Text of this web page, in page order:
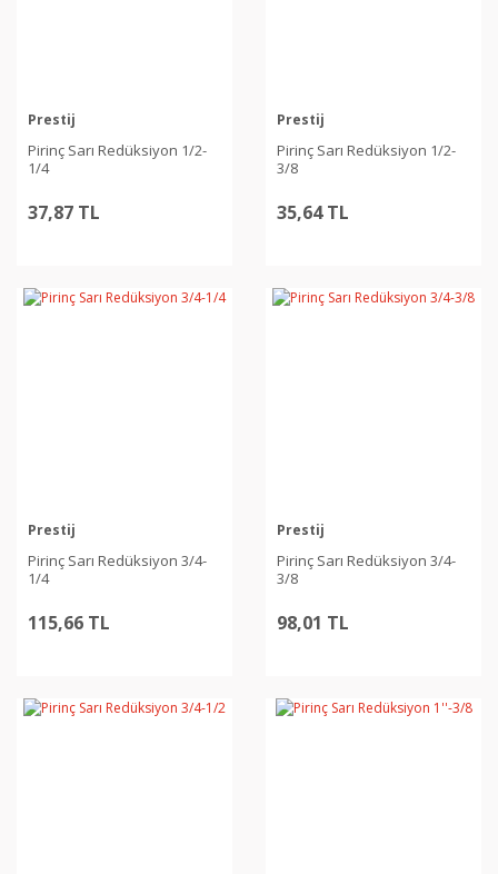
Prestij
Pirinç Sarı Redüksiyon 1/2-
1/4
37,87 TL
Prestij
Pirinç Sarı Redüksiyon 1/2-
3/8
35,64 TL
Prestij
Pirinç Sarı Redüksiyon 3/4-
1/4
115,66 TL
Prestij
Pirinç Sarı Redüksiyon 3/4-
3/8
98,01 TL